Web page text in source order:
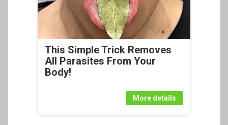
This Simple Trick Removes
All Parasites From Your
Body!
More details